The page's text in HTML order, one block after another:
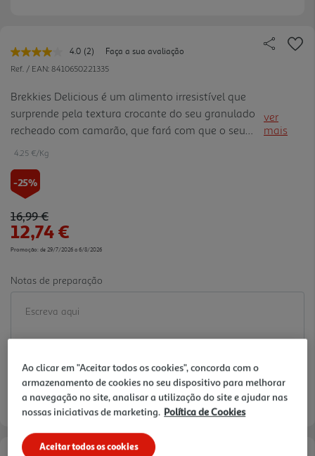
4.0 Leu
2
Link
para
a
mesma
página.
(2)
Faça a sua avaliação
Ref. / EAN: 8410650221335
Brekkies Delicious é um alimento irresistível que
surprende pela textura crocante do seu granulado
recheado com camarão, que fará com que o seu
gato sinta um verdadeiro prazer com as suas
ver
mais
4.25 €/Kg
-25%
Price reduced from
16,99 €to
12,74 €
Promoção: de 29/7/2026 a 6/8/2026
Notas de preparação
Disponibilidade na loja: Auchan Amadora
Entrega estimada entre06/08/2026 e 07/08/2026
Ao clicar em "Aceitar todos os cookies", concorda com o
armazenamento de cookies no seu dispositivo para melhorar
a navegação no site, analisar a utilização do site e ajudar nas
nossas iniciativas de marketing. Política de Cookies
Aceitar todos os cookies